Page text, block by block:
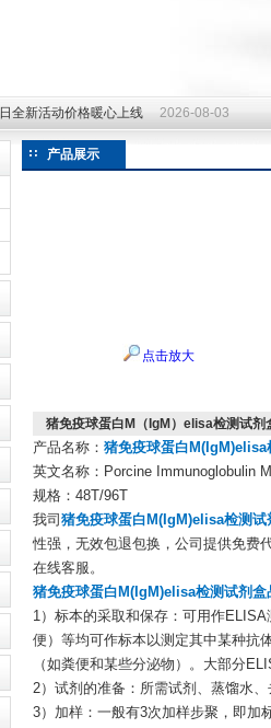
全新活动价格暖心上线 2026-08-03
全新活动价格暖心上线
产品展示
点击放大
猪免疫球蛋白M（IgM）elisa检测试剂
产品名称： 猪免疫球蛋白M(IgM)elisa
英文名称：Porcine Immunoglobulin
规格：48T/96T
我司 猪免疫球蛋白M(IgM)elisa检测试
性强，无效包退包换，公司提供免费
在线客服。
猪免疫球蛋白M(IgM)elisa检测试剂盒
1）标本的采取和保存：可用作
便）等均可作标本以测定其中某种抗
（如粪便和某些分泌物）。大部分
2）试剂的准备：所需试剂、蒸馏水
3）加样：一般有3次加样步聚，即加